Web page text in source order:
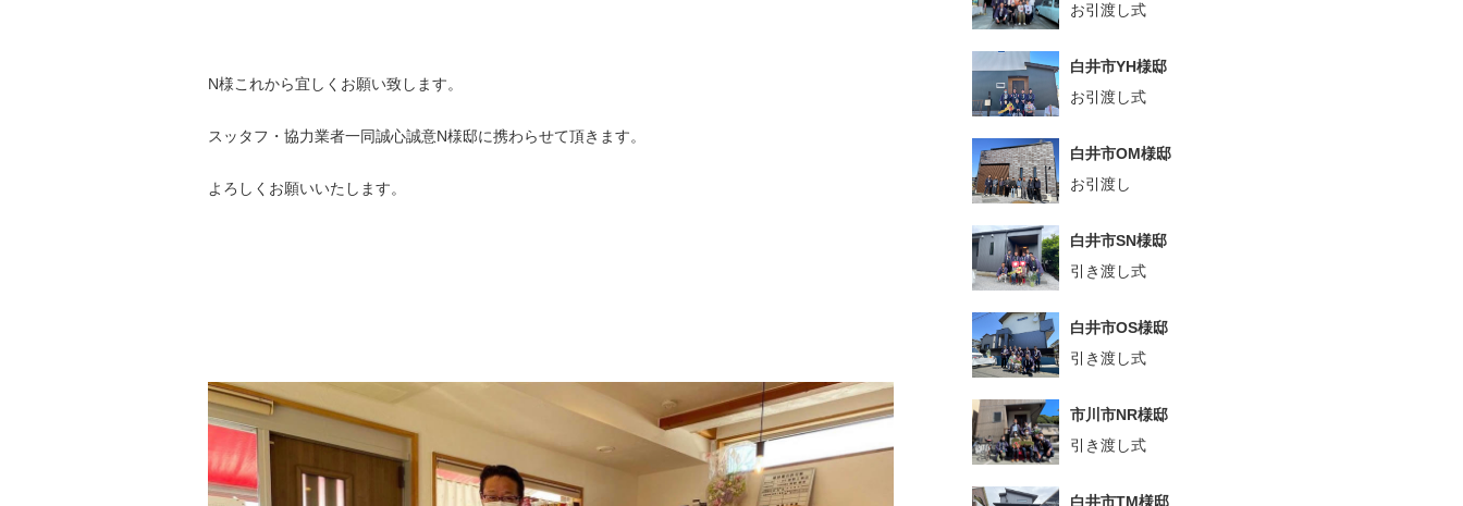
N様これから宜しくお願い致します。
スッタフ・協力業者一同誠心誠意N様邸に携わらせて頂きます。
よろしくお願いいたします。
お引渡し式
白井市YH様邸
お引渡し式
白井市OM様邸
お引渡し
白井市SN様邸
引き渡し式
白井市OS様邸
引き渡し式
市川市NR様邸
引き渡し式
白井市TM様邸